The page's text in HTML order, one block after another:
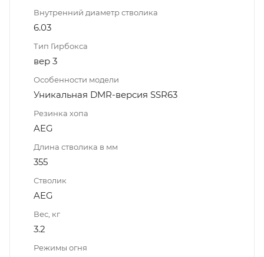
Внутренний диаметр стволика
6.03
Тип Гирбокса
вер 3
Особенности модели
Уникальная DMR-версия SSR63
Резинка хопа
AEG
Длина стволика в мм
355
Стволик
AEG
Вес, кг
3.2
Режимы огня